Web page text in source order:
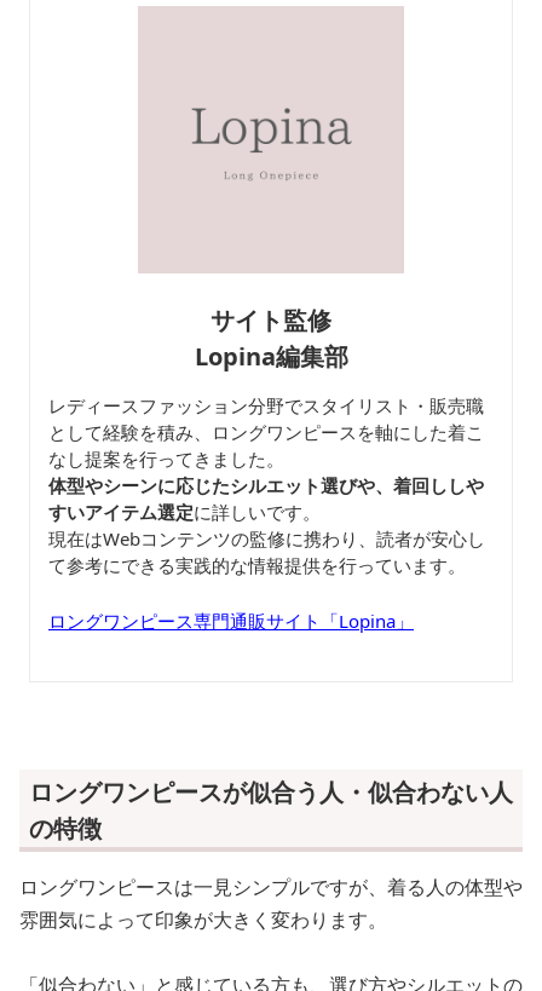
サイト監修
Lopina編集部
レディースファッション分野でスタイリスト・販売職
として経験を積み、ロングワンピースを軸にした着こ
なし提案を行ってきました。
体型やシーンに応じたシルエット選びや、着回ししや
すいアイテム選定に詳しいです。
現在はWebコンテンツの監修に携わり、読者が安心し
て参考にできる実践的な情報提供を行っています。
ロングワンピース専門通販サイト「Lopina」
ロングワンピースが似合う人・似合わない人
の特徴
ロングワンピースは一見シンプルですが、着る人の体型や
雰囲気によって印象が大きく変わります。
「似合わない」と感じている方も、選び方やシルエットの